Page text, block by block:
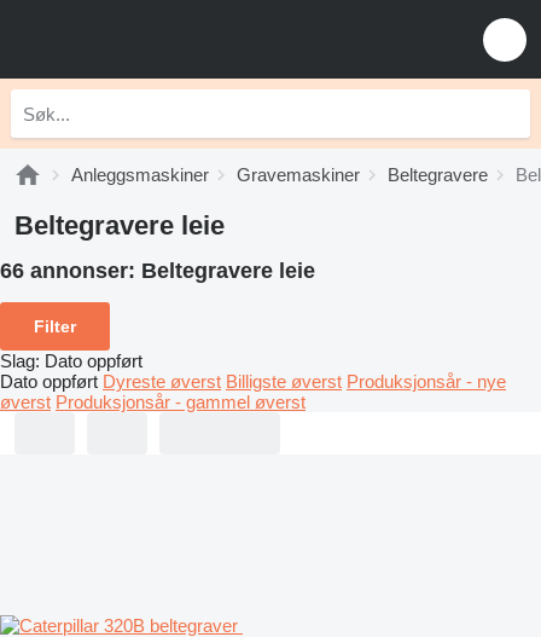
Anleggsmaskiner Gravemaskiner Beltegravere
Beltegravere leie
66 annonser: Beltegravere leie
Filter
Slag: Dato oppført
Dato oppført Dyreste øverst Billigste øverst Produksjonsår - nye
øverst Produksjonsår - gammel øverst